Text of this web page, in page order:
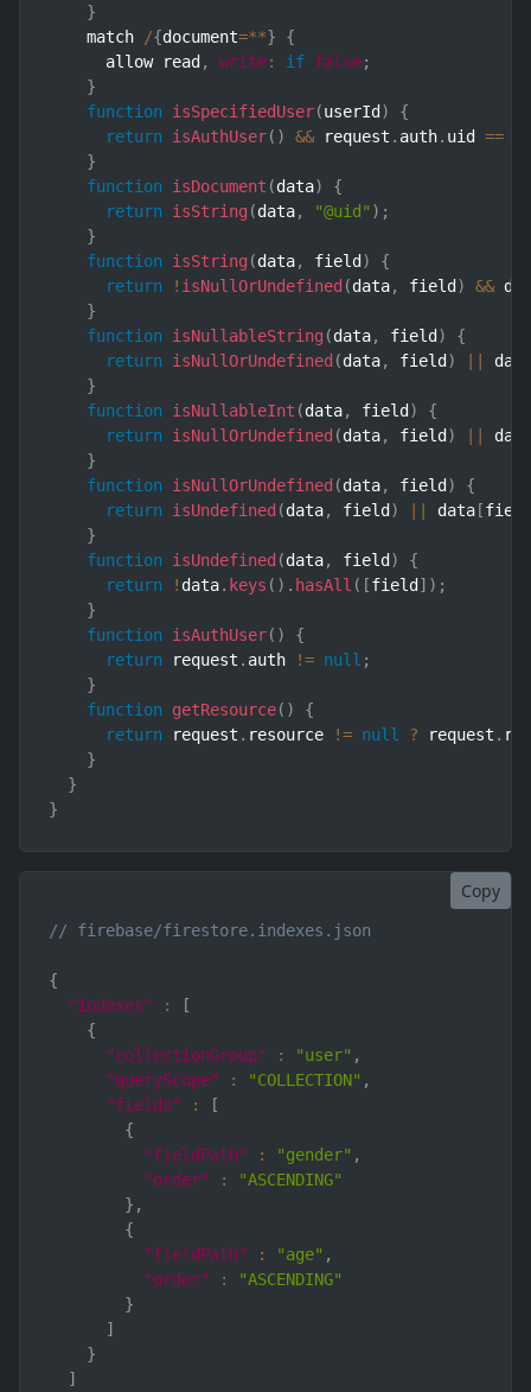
}
    match
/{document=**}
{
      allow read
, write: if false;
}
function
isSpecifiedUser(userId)
{
return
isAuthUser( ) && request . auth. uid ==
}
function
isDocument (data)
{
return
isString (data, "@uid" ) ;
}
function
isString (data, field)
{
return
! isNullOrUndefined (data, field) &&
}
function
isNullableString (data, field)
{
return
isNullOrUndefined (data, field) ||
data
}
function
isNullableInt (data, field)
{
return
isNullOrUndefined (data, field) ||
data
}
function
isNullOrUndefined (data, field)
{
return
isUndefined (data, field) || data[field
}
function
isUndefined (data, field)
{
return
! data. keys ( ) . hasAll ( [field] ) ;
}
function
isAuthUser( )
{
return request . auth != null ;
}
function
getResource( )
{
return request . resource != null ? request .
}
}
}
Copy
// firebase/firestore.indexes.json
{
"indexes"
:
[
{
"collectionGroup"
: "user" ,
"queryScope"
: "COLLECTION" ,
"fields"
:
[
{
"fieldPath"
: "gender" ,
"order"
:
"ASCENDING"
} ,
{
"fieldPath"
: "age" ,
"order"
:
"ASCENDING"
}
]
}
]